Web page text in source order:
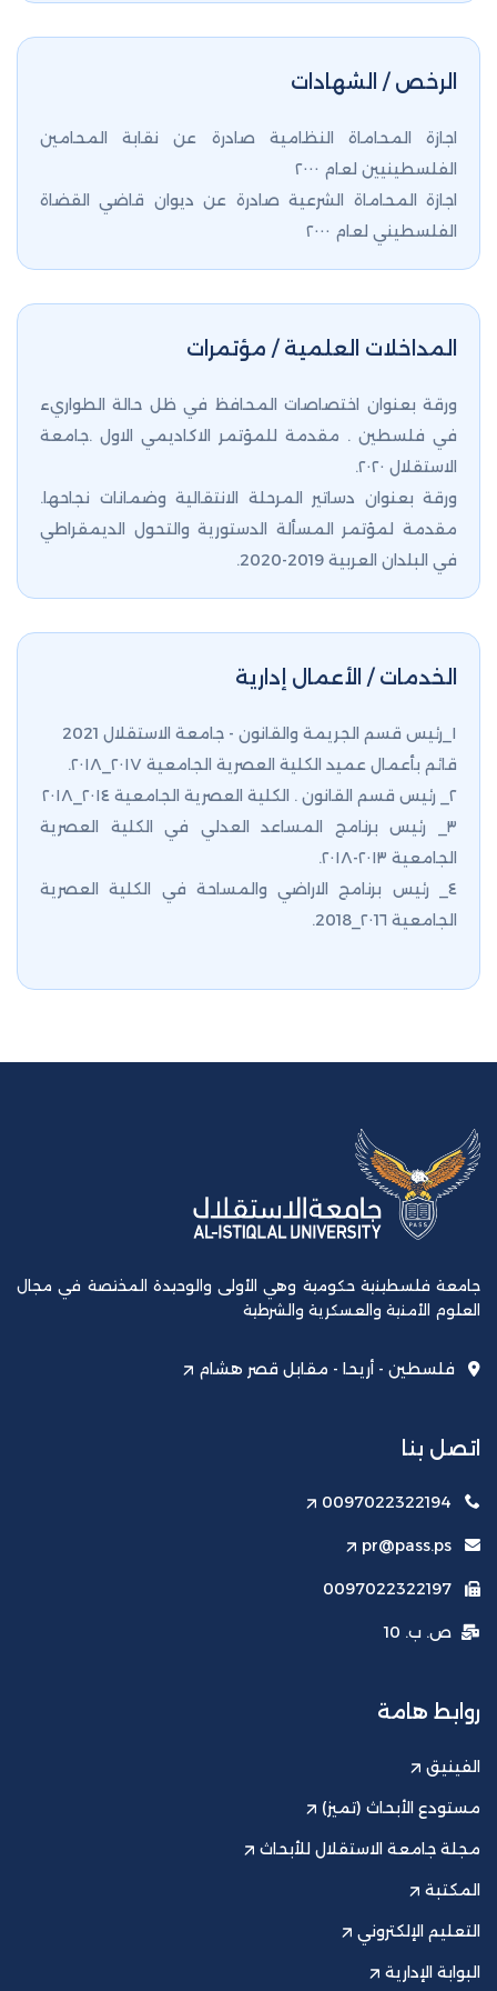
الرخص / الشهادات
اجازة المحاماة النظامية صادرة عن نقابة المحامين
الفلسطينيين لعام ٢٠٠٠
اجازة المحاماة الشرعية صادرة عن ديوان قاضي القضاة
الفلسطيني لعام ٢٠٠٠
المداخلات العلمية / مؤتمرات
ورقة بعنوان اختصاصات المحافظ في ظل حالة الطواريء
في فلسطين . مقدمة للمؤتمر الاكاديمي الاول .جامعة
الاستقلال ٢٠٢٠.
ورقة بعنوان دساتير المرحلة الانتقالية وضمانات نجاحها.
مقدمة لمؤتمر المسألة الدستورية والتحول الديمقراطي
في البلدان العربية 2019-2020.
الخدمات / الأعمال إدارية
١_رئيس قسم الجريمة والقانون - جامعة الاستقلال 2021
قائم بأعمال عميد الكلية العصرية الجامعية ٢٠١٧_٢٠١٨.
٢_ رئيس قسم القانون . الكلية العصرية الجامعية ٢٠١٤_٢٠١٨
٣_ رئيس برنامج المساعد العدلي في الكلية العصرية
الجامعية ٢٠١٣-٢٠١٨.
٤_ رئيس برنامج الاراضي والمساحة في الكلية العصرية
الجامعية ٢٠1٦_2018.
جامعة فلسطينية حكومية وهي الأولى والوحيدة المختصة في مجال
العلوم الأمنية والعسكرية والشرطية
فلسطين - أريحا - مقابل قصر هشام
اتصل بنا
0097022322194
pr@pass.ps
0097022322197
ص. ب. 10
روابط هامة
الفينيق
مستودع الأبحاث (تميز)
مجلة جامعة الاستقلال للأبحاث
المكتبة
التعليم الإلكتروني
البوابة الإدارية